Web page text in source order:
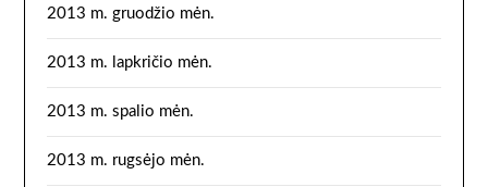
2013 m. gruodžio mėn.
2013 m. lapkričio mėn.
2013 m. spalio mėn.
2013 m. rugsėjo mėn.